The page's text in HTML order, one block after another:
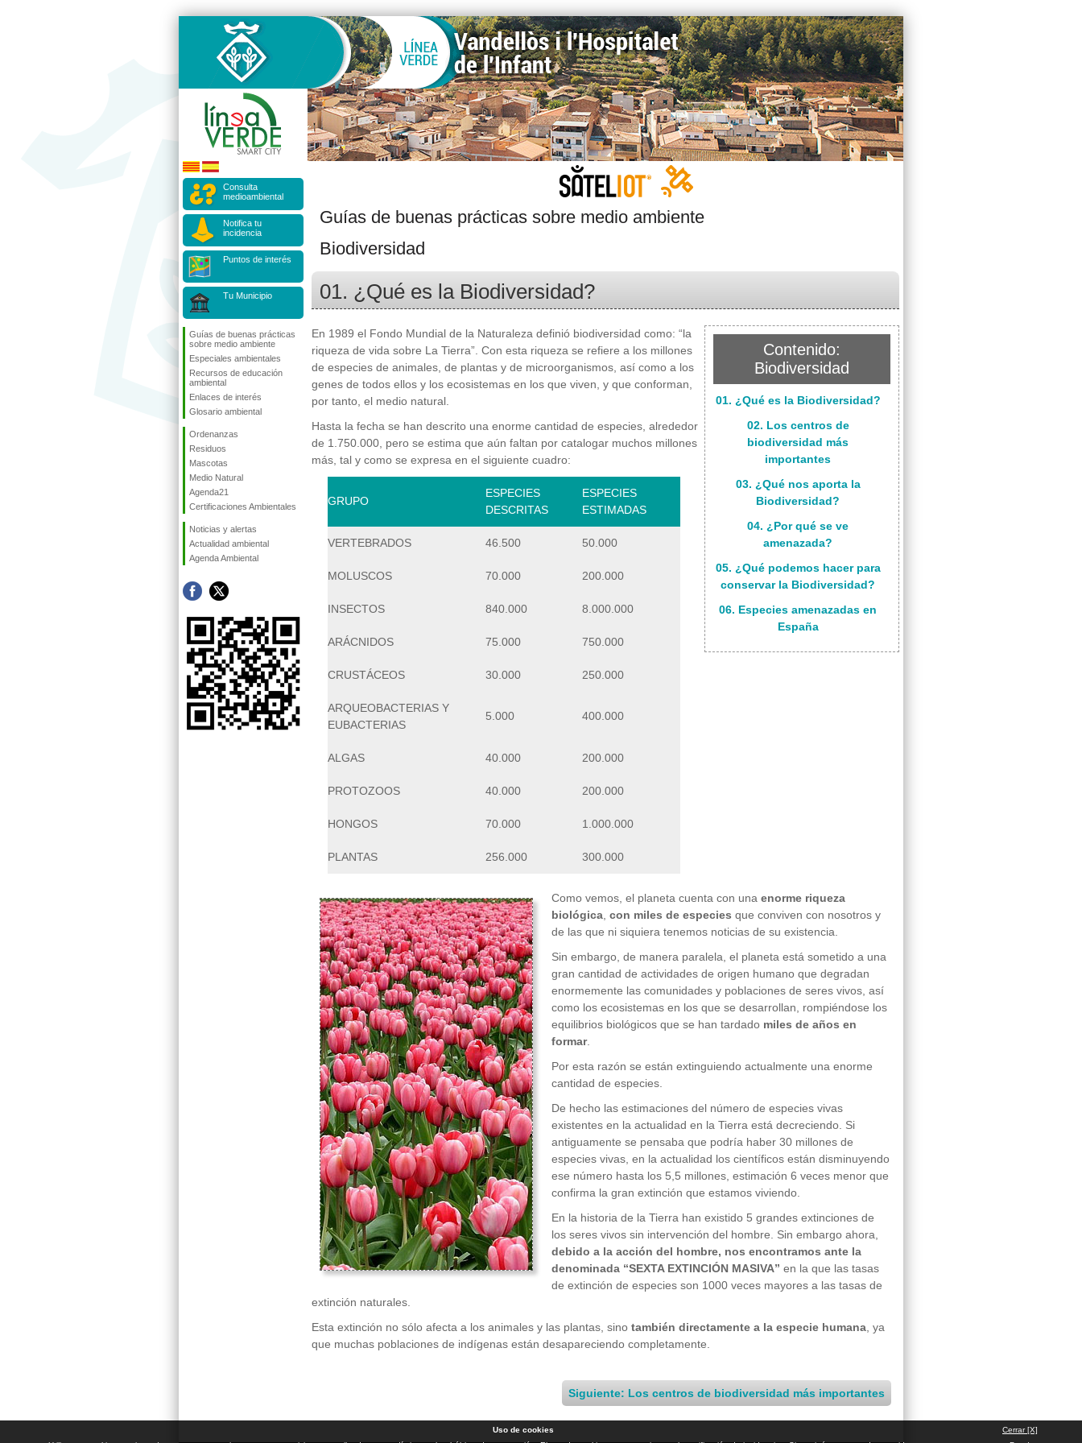
Consulta
medioambiental
Notifica tu
incidencia
Puntos de interés
Tu Municipio
Guías de buenas prácticas
sobre medio ambiente
Especiales ambientales
Recursos de educación
ambiental
Enlaces de interés
Glosario ambiental
Ordenanzas
Residuos
Mascotas
Medio Natural
Agenda21
Certificaciones Ambientales
Noticias y alertas
Actualidad ambiental
Agenda Ambiental
Guías de buenas prácticas sobre medio ambiente
Biodiversidad
01. ¿Qué es la Biodiversidad?
Contenido:
Biodiversidad
01. ¿Qué es la Biodiversidad?
02. Los centros de
biodiversidad más
importantes
03. ¿Qué nos aporta la
Biodiversidad?
04. ¿Por qué se ve
amenazada?
05. ¿Qué podemos hacer para
conservar la Biodiversidad?
06. Especies amenazadas en
España
En 1989 el Fondo Mundial de la Naturaleza definió biodiversidad como: “la
riqueza de vida sobre La Tierra”. Con esta riqueza se refiere a los millones
de especies de animales, de plantas y de microorganismos, así como a los
genes de todos ellos y los ecosistemas en los que viven, y que conforman,
por tanto, el medio natural.
Hasta la fecha se han descrito una enorme cantidad de especies, alrededor
de 1.750.000, pero se estima que aún faltan por catalogar muchos millones
más, tal y como se expresa en el siguiente cuadro:
GRUPO
ESPECIES
DESCRITAS
ESPECIES
ESTIMADAS
VERTEBRADOS 46.500 50.000
MOLUSCOS 70.000 200.000
INSECTOS 840.000 8.000.000
ARÁCNIDOS 75.000 750.000
CRUSTÁCEOS 30.000 250.000
ARQUEOBACTERIAS Y
EUBACTERIAS
5.000 400.000
ALGAS 40.000 200.000
PROTOZOOS 40.000 200.000
HONGOS 70.000 1.000.000
PLANTAS 256.000 300.000
Como vemos, el planeta cuenta con una enorme riqueza
biológica con miles de especies que conviven con nosotros y
de las que ni siquiera tenemos noticias de su existencia.
Sin embargo, de manera paralela, el planeta está sometido a una
gran cantidad de actividades de origen humano que degradan
enormemente las comunidades y poblaciones de seres vivos, así
como los ecosistemas en los que se desarrollan, rompiéndose los
equilibrios biológicos que se han tardado miles de años en
formar.
Por esta razón se están extinguiendo actualmente una enorme
cantidad de especies.
De hecho las estimaciones del número de especies vivas
existentes en la actualidad en la Tierra está decreciendo. Si
antiguamente se pensaba que podría haber 30 millones de
especies vivas, en la actualidad los científicos están disminuyendo
ese número hasta los 5,5 millones, estimación 6 veces menor que
confirma la gran extinción que estamos viviendo.
En la historia de la Tierra han existido 5 grandes extinciones de
los seres vivos sin intervención del hombre. Sin embargo ahora,
debido a la acción del hombre, nos encontramos ante la
denominada “SEXTA EXTINCIÓN MASIVA” en la que las tasas
de extinción de especies son 1000 veces mayores a las tasas de
extinción naturales.
Esta extinción no sólo afecta a los animales y las plantas, sino también directamente a la especie humana , ya
que muchas poblaciones de indígenas están desapareciendo completamente.
Siguiente: Los centros de biodiversidad más importantes
Cerrar [X]
Uso de cookies